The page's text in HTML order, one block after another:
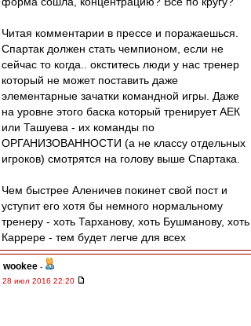
Читая комментарии в прессе и поражаешься.
Спартак должен стать чемпионом, если не
сейчас то когда.. окститесь люди у нас тренер
который не может поставить даже
элементарные зачатки командной игры. Даже
на уровне этого баска который тренирует АЕК
или Ташуева - их команды по
ОРГАНИЗОВАННОСТИ (а не классу отдельных
игроков) смотрятся на голову выше Спартака.
Чем быстрее Аленичев покинет свой пост и
уступит его хотя бы немного нормальному
тренеру - хоть Тарханову, хоть Бушманову, хоть
Каррере - тем будет легче для всех
wookee -
28 июл 2016 22:20